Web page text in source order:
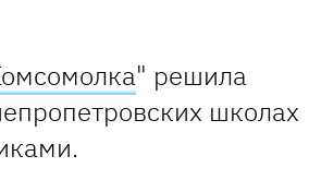
" решила
школах